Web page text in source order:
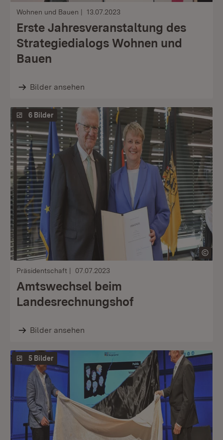
Wohnen und Bauen 13.07.2023
Erste Jahresveranstaltung des
Strategiedialogs Wohnen und
Bauen
Bilder ansehen
6 Bilder
Präsidentschaft 07.07.2023
Amtswechsel beim
Landesrechnungshof
Bilder ansehen
5 Bilder